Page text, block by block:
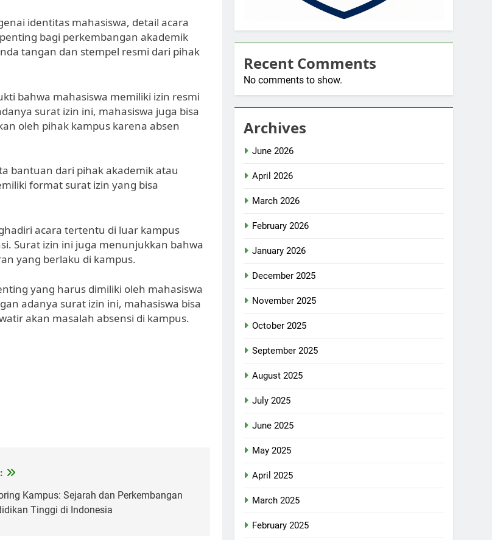
identitas mahasiswa, detail acara
bagi perkembangan akademik
tangan dan stempel resmi dari pihak
bahwa mahasiswa memiliki izin resmi
surat izin ini, mahasiswa juga bisa
oleh pihak kampus karena absen
bantuan dari pihak akademik atau
format surat izin yang bisa
acara tertentu di luar kampus
Surat izin ini juga menunjukkan bahwa
yang berlaku di kampus.
yang harus dimiliki oleh mahasiswa
adanya surat izin ini, mahasiswa bisa
akan masalah absensi di kampus.
Kampus: Sejarah dan Perkembangan
Tinggi di Indonesia
Recent Comments
No comments to show.
Archives
June 2026
April 2026
March 2026
February 2026
January 2026
December 2025
November 2025
October 2025
September 2025
August 2025
July 2025
June 2025
May 2025
April 2025
March 2025
February 2025